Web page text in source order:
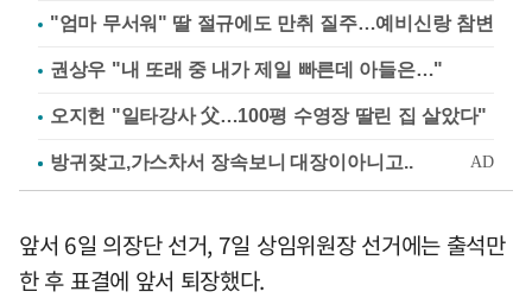
"엄마 무서워" 딸 절규에도 만취 질주…예비신랑 참변
권상우 "내 또래 중 내가 제일 빠른데 아들은…"
오지헌 "일타강사 父…100평 수영장 딸린 집 살았다"
앞서 6일 의장단 선거, 7일 상임위원장 선거에는 출석만
한 후 표결에 앞서 퇴장했다.